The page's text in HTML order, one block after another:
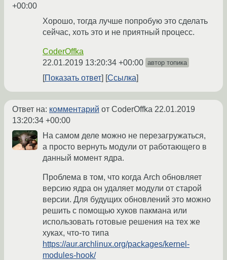
+00:00
Хорошо, тогда лучше попробую это сделать
сейчас, хоть это и не приятный процесс.
CoderOffka
22.01.2019 13:20:34 +00:00 автор топика
Показать ответ Ссылка
Ответ на: комментарий от CoderOffka 22.01.2019
13:20:34 +00:00
На самом деле можно не перезагружаться,
а просто вернуть модули от работающего в
данный момент ядра.
Проблема в том, что когда Arch обновляет
версию ядра он удаляет модули от старой
версии. Для будущих обновлений это можно
решить с помощью хуков пакмана или
использовать готовые решения на тех же
хуках, что-то типа
https://aur.archlinux.org/packages/kernel-
modules-hook/